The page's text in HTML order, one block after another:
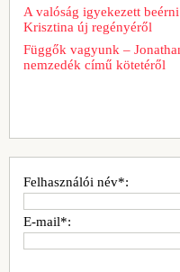
A valóság igyekezett
Krisztina új regényéről
Függők vagyunk –
nemzedék című kötetéről
Felhasználói név*:
E-mail*: